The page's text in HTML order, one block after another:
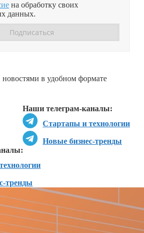
на обработку своих
данных.
в удобном формате
Наши телеграм-каналы:
Стартапы и технологии
Новые бизнес-тренды
тренды